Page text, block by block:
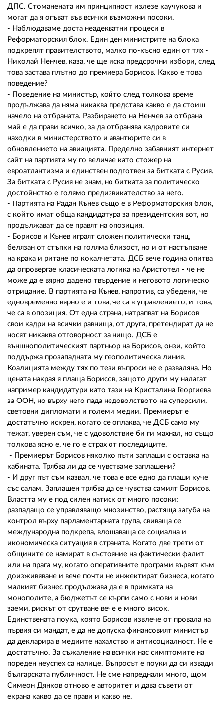
ДПС. Стоманената им принципност излезе каучукова и
могат да я огъват във всички възможни посоки.
- Наблюдаваме доста неадекватни процеси в
Реформаторския блок. Един ден министрите на блока
подкрепят правителството, малко по-късно един от тях -
Николай Ненчев, каза, че ще иска предсрочни избори, след
това застава плътно до премиера Борисов. Какво е това
поведение?
- Поведение на министър, който след толкова време
продължава да няма никаква представа какво е да стоиш
начело на отбраната. Разбирането на Ненчев за отбрана
май е да прави всичко, за да отбранява кадровите си
находки в министерството и авантюрите си в
обновлението на авиацията. Пределно забавният интернет
сайт на партията му го величае като стожер на
евроатлантизма и единствен подготвен за битката с Русия.
За битката с Русия не знам, но битката за политическо
достойнство е голямо предизвикателство за него.
- Партията на Радан Кънев също е в Реформаторския блок,
с който имат обща кандидатура за президентския вот, но
продължават да се правят на опозиция.
- Борисов и Кънев играят сложен политически танц,
белязан от стъпки на голяма близост, но и от настъпване
на крака и ритане по кокалчетата. ДСБ вече година опитва
да опровергае класическата логика на Аристотел - че не
може да е вярно дадено твърдение и неговото логическо
отрицание. В партията на Кънев, напротив, са убедени, че
едновременно вярно е и това, че са в управлението, и това,
че са в опозиция. От една страна, натрапват на Борисов
свои кадри на всички равнища, от друга, претендират да не
носят никаква отговорност за нищо. ДСБ е
външнополитическият партньор на Борисов, онзи, който
поддържа прозападната му геополитическа линия.
Коалицията между тях по тези въпроси не е разваляна. Но
цената накрая я плаща Борисов, защото други му налагат
например кандидатури като тази на Кристалина Георгиева
за ООН, но върху него пада недоволството на суперсили,
световни дипломати и големи медии. Премиерът е
достатъчно искрен, когато се оплаква, че ДСБ само му
тежат, уверен съм, че с удоволствие би ги махнал, но също
толкова ясно е, че го е страх от последиците.
- Премиерът Борисов няколко пъти заплаши с оставка на
кабината. Трябва ли да се чувстваме заплашени?
- И друг път съм казвал, че това е все едно да плаши куче
със салам. Заплашен трябва да се чувства самият Борисов.
Властта му е под силен натиск от много посоки:
разпадащо се управляващо мнозинство, растяща загуба на
контрол върху парламентарната група, свиваща се
международна подкрепа, влошаваща се социална и
икономическа ситуация в страната. Когато две трети от
общините се намират в състояние на фактически фалит
или на прага му, когато оперативните програми вървят към
доизживяване и вече почти не инжектират бизнеса, когато
малкият бизнес продължава да е в примката на
монополите, а бюджетът се кърпи само с нови и нови
заеми, рискът от срутване вече е много висок.
Единствената поука, която Борисов извлече от провала на
първия си мандат, е да не допуска финансовият министър
да декларира в медиите нахалство и антисоциалност. Не е
достатъчно. За съжаление на всички нас симптомите на
пореден неуспех са налице. Въпросът е поуки да си извади
българската публичност. Не сме напреднали много, щом
Симеон Дянков отново е авторитет и дава съвети от
екрана какво да се прави и какво не.